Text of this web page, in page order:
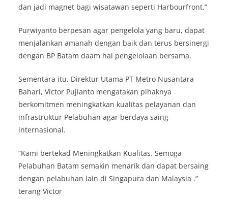
dan jadi magnet bagi wisatawan seperti Harbourfront.”
Purwiyanto berpesan agar pengelola yang baru, dapat
menjalankan amanah dengan baik dan terus bersinergi
dengan BP Batam daam hal pengelolaan bersama.
Sementara itu, Direktur Utama PT Metro Nusantara
Bahari, Victor Pujianto mengatakan pihaknya
berkomitmen meningkatkan kualitas pelayanan dan
infrastruktur Pelabuhan agar berdaya saing
internasional.
“Kami bertekad Meningkatkan Kualitas. Semoga
Pelabuhan Batam semakin menarik dan dapat bersaing
dengan pelabuhan lain di Singapura dan Malaysia .”
terang Victor